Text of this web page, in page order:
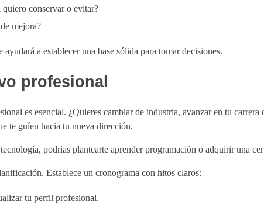
quiero conservar o evitar?
mejora?
a establecer una base sólida para tomar decisiones.
profesional
es esencial. ¿Quieres cambiar de industria, avanzar en tu
te guíen hacia tu nueva dirección.
podrías plantearte aprender programación o adquirir una
Establece un cronograma con hitos claros:
tu perfil profesional.